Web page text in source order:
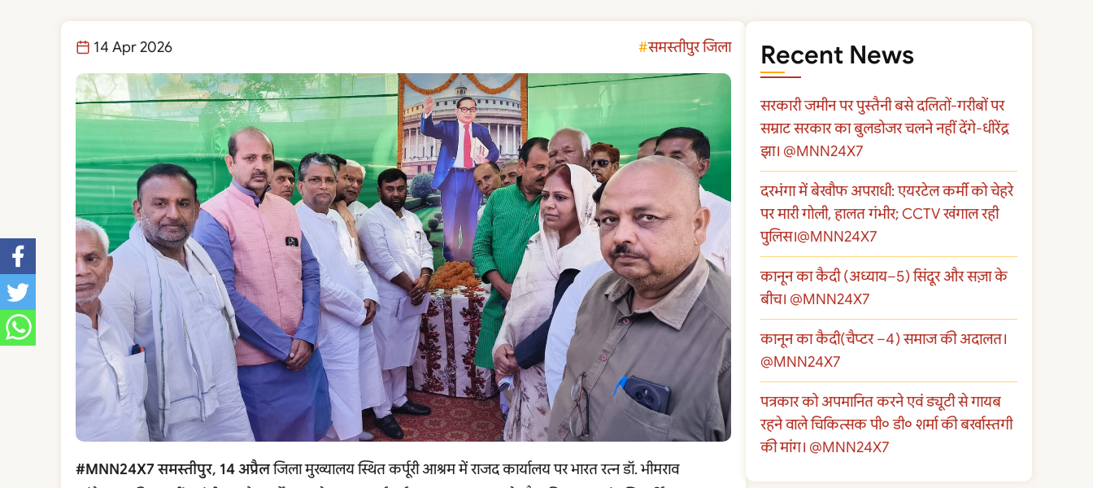
14 Apr 2026 समस्तीपुर जिला
#MNN24X7 समस्तीपुर, 14 अप्रैलजिला मुख्यालय स्थित कर्पूरी आश्रम में राजद कार्यालय पर भारत रत्न डॉ. भीमराव
Recent News
सरकारी जमीन पर पुस्तैनी बसे दलितों-गरीबों पर
सम्राट सरकार का बुलडोजर चलने नहीं देंगे-धीरेंद्र
झा। @MNN24X7
दरभंगा में बेखौफ अपराधी: एयरटेल कर्मी को चेहरे
पर मारी गोली, हालत गंभीर; CCTV खंगाल रही
पुलिस।@MNN24X7
कानून का कैदी (अध्याय–5) सिंदूर और सज़ा के
बीच। @MNN24X7
कानून का कैदी(चैप्टर –4) समाज की अदालत।
@MNN24X7
पत्रकार को अपमानित करने एवं ड्यूटी से गायब
रहने वाले चिकित्सक पी० डी० शर्मा की बर्खास्तगी
की मांग। @MNN24X7